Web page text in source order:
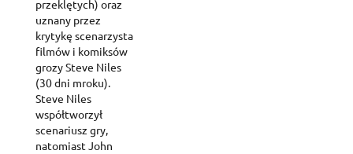
przeklętych) oraz
uznany przez
krytykę scenarzysta
filmów i komiksów
grozy Steve Niles
(30 dni mroku).
Steve Niles
współtworzył
scenariusz gry,
natomiast John